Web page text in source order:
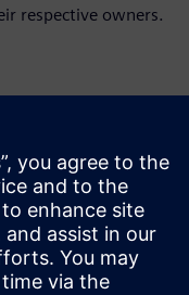
respective owners.
Team